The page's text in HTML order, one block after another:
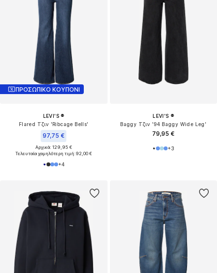
ΠΡΟΣΩΠΙΚΟ ΚΟΥΠΟΝΙ
LEVI'S ®
Flared Τζιν 'Ribcage Bells'
97,75 €
Αρχικά: 129,95 €
Τελευταία χαμηλότερη τιμή:92,00 €
+4
LEVI'S ®
Baggy Τζιν '94 Baggy Wide Leg'
79,95 €
+3